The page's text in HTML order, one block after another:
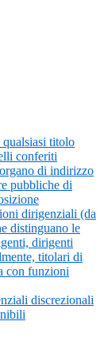
titolo
conferiti
di indirizzo
pubbliche di
dirigenziali (da
distinguano le
dirigenti
titolari di
con funzioni
discrezionali